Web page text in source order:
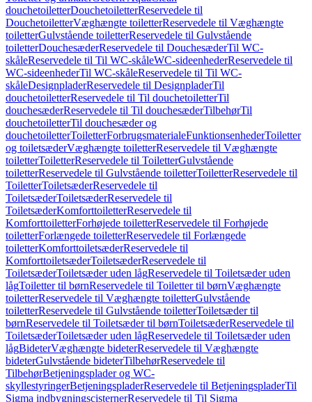
douchetoiletterDouchetoiletterReservedele til
DouchetoiletterVæghængte toiletterReservedele til Væghængte
toiletterGulvstående toiletterReservedele til Gulvstående
toiletterDouchesæderReservedele til DouchesæderTil WC-
skåleReservedele til Til WC-skåleWC-sideenhederReservedele til
WC-sideenhederTil WC-skåleReservedele til Til WC-
skåleDesignpladerReservedele til DesignpladerTil
douchetoiletterReservedele til Til douchetoiletterTil
douchesæderReservedele til Til douchesæderTilbehørTil
douchetoiletterTil douchesæder og
douchetoiletterToiletterForbrugsmaterialeFunktionsenhederToiletter
og toiletsæderVæghængte toiletterReservedele til Væghængte
toiletterToiletterReservedele til ToiletterGulvstående
toiletterReservedele til Gulvstående toiletterToiletterReservedele til
ToiletterToiletsæderReservedele til
ToiletsæderToiletsæderReservedele til
ToiletsæderKomforttoiletterReservedele til
KomforttoiletterForhøjede toiletterReservedele til Forhøjede
toiletterForlængede toiletterReservedele til Forlængede
toiletterKomforttoiletsæderReservedele til
KomforttoiletsæderToiletsæderReservedele til
ToiletsæderToiletsæder uden lågReservedele til Toiletsæder uden
lågToiletter til børnReservedele til Toiletter til børnVæghængte
toiletterReservedele til Væghængte toiletterGulvstående
toiletterReservedele til Gulvstående toiletterToiletsæder til
børnReservedele til Toiletsæder til børnToiletsæderReservedele til
ToiletsæderToiletsæder uden lågReservedele til Toiletsæder uden
lågBideterVæghængte bideterReservedele til Væghængte
bideterGulvstående bideterTilbehørReservedele til
TilbehørBetjeningsplader og WC-
skyllestyringerBetjeningspladerReservedele til BetjeningspladerTil
Sigma indbygningscisternerReservedele til Til Sigma